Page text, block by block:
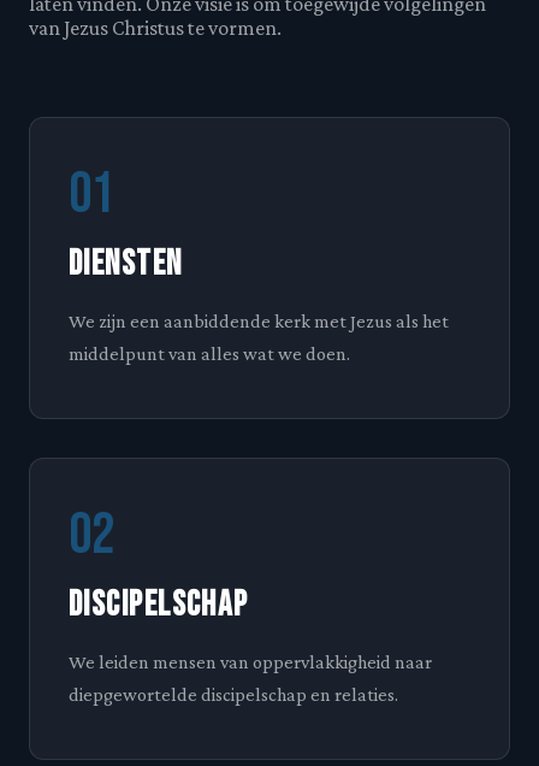
van Jezus Christus te vormen.
01
Diensten
We zijn een aanbiddende kerk met Jezus als het
middelpunt van alles wat we doen.
02
Discipelschap
We leiden mensen van oppervlakkigheid naar
diepgewortelde discipelschap en relaties.